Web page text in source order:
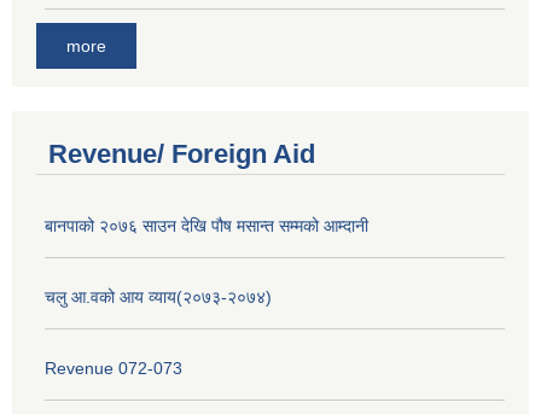
more
Revenue/ Foreign Aid
बानपाको २०७६ साउन देखि पौष मसान्त सम्मको आम्दानी
चलु आ.वको आय व्याय(२०७३-२०७४)
Revenue 072-073